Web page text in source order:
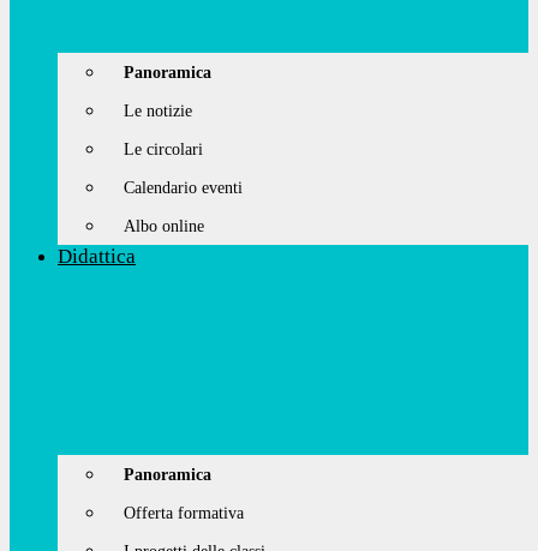
Panoramica
Le notizie
Le circolari
Calendario eventi
Albo online
Didattica
Panoramica
Offerta formativa